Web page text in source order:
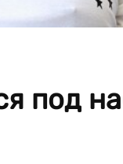
под